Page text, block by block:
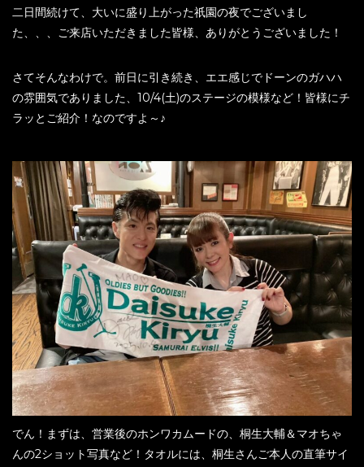
二日間続けて、大いに盛り上がった祇園の夜でございまし
た、、、ご来店いただきました皆様、ありがとうございました！
さてそんなわけで。前日に引き続き、エエ感じでドーンのガハハ
の雰囲気でありました、10/4(土)のステージの模様など！皆様にチ
ラッとご紹介！なのですよ～♪
でん！まずは、営業後のホンワカムードの、桐生大輔＆マオちゃ
んの2ショット写真など！タオルには、桐生さんご本人の直筆サイ